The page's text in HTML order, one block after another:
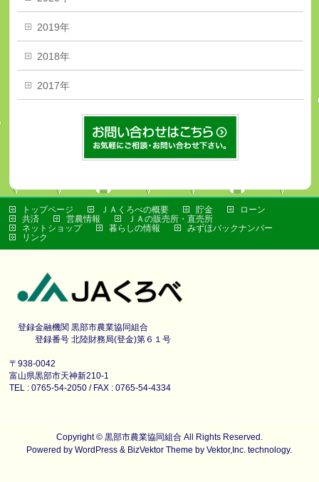
2019年
2018年
2017年
トップページ ＪＡくろべの概要 貯金
ローン
共済
営農情報
ＪＡの販売所・直売所
ネットショップ
暮らしの情報
みずほバックナンバー
リンク
登録金融機関 黒部市農業協同組合
登録番号 北陸財務局(登金)第６１号
〒938-0042
富山県黒部市天神新210-1
TEL : 0765-54-2050 / FAX : 0765-54-4334
Copyright © 黒部市農業協同組合All Rights Reserved.
Powered byWordPress & BizVektor Theme byVektor,Inc. technology.